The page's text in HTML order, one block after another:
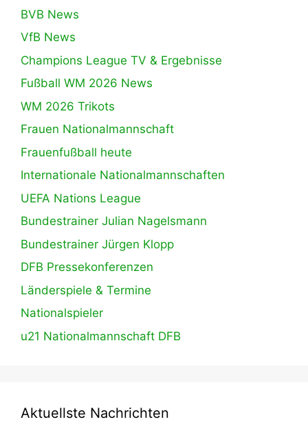
BVB News
VfB News
Champions League TV & Ergebnisse
Fußball WM 2026 News
WM 2026 Trikots
Frauen Nationalmannschaft
Frauenfußball heute
Internationale Nationalmannschaften
UEFA Nations League
Bundestrainer Julian Nagelsmann
Bundestrainer Jürgen Klopp
DFB Pressekonferenzen
Länderspiele & Termine
Nationalspieler
u21 Nationalmannschaft DFB
Aktuellste Nachrichten